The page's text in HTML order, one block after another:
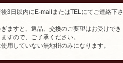
3日以内にE-mailまたはTELにてご連絡下さ
ますと、返品、交換のご要望はお受けでき
すので、ご了承ください。
用していない無地枡のみになります。